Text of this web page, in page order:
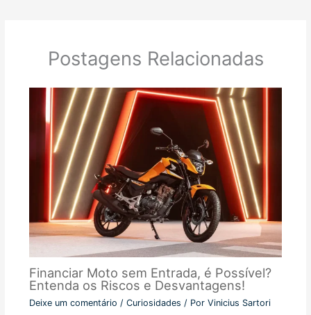
Postagens Relacionadas
Financiar Moto sem Entrada, é Possível?
Entenda os Riscos e Desvantagens!
Deixe um comentário / Curiosidades / Por Vinicius Sartori